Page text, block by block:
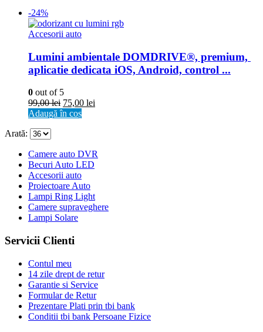
-24%
Accesorii auto
Lumini ambientale DOMDRIVE®, premium,
aplicatie dedicata iOS, Android, control ...
0 out of 5
99,00lei 75,00 lei
Adaugă în coș
Arată:
Camere auto DVR
Becuri Auto LED
Accesorii auto
Proiectoare Auto
Lampi Ring Light
Camere supraveghere
Lampi Solare
Servicii Clienti
Contul meu
14 zile drept de retur
Garantie si Service
Formular de Retur
Prezentare Plati prin tbi bank
Conditii tbi bank Persoane Fizice